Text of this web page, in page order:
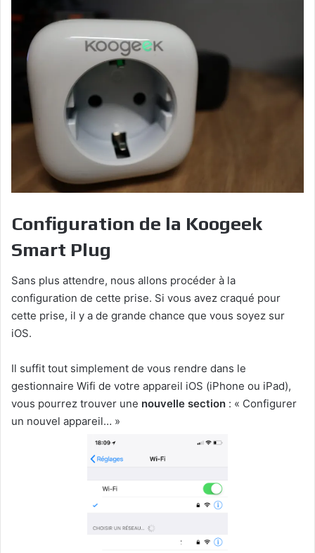
Configuration de la Koogeek
Smart Plug
Sans plus attendre, nous allons procéder à la
configuration de cette prise. Si vous avez craqué pour
cette prise, il y a de grande chance que vous soyez sur
iOS.
Il suffit tout simplement de vous rendre dans le
gestionnaire Wifi de votre appareil iOS (iPhone ou iPad),
vous pourrez trouver une nouvelle section : « Configurer
un nouvel appareil… »